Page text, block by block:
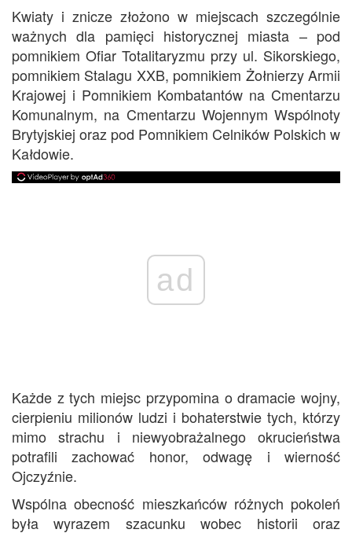
Kwiaty i znicze złożono w miejscach szczególnie
ważnych dla pamięci historycznej miasta – pod
pomnikiem Ofiar Totalitaryzmu przy ul. Sikorskiego,
pomnikiem Stalagu XXB, pomnikiem Żołnierzy Armii
Krajowej i Pomnikiem Kombatantów na Cmentarzu
Komunalnym, na Cmentarzu Wojennym Wspólnoty
Brytyjskiej oraz pod Pomnikiem Celników Polskich w
Kałdowie.
ad
Każde z tych miejsc przypomina o dramacie wojny,
cierpieniu milionów ludzi i bohaterstwie tych, którzy
mimo strachu i niewyobrażalnego okrucieństwa
potrafili zachować honor, odwagę i wierność
Ojczyźnie.
Wspólna obecność mieszkańców różnych pokoleń
była wyrazem szacunku wobec historii oraz